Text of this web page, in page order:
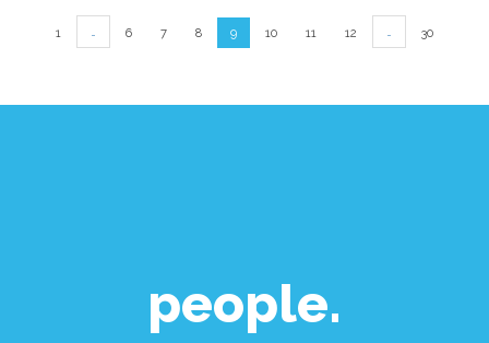
1 6 7 8 9 10 11 12 30
people.